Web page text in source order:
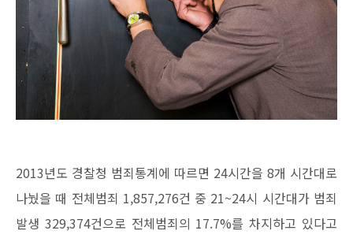
2013년도 경찰청 범죄통계에 따르면 24시간을 8개 시간대로
나눴을 때 전체범죄 1,857,276건 중 21~24시 시간대가 범죄
발생 329,374건으로 전체범죄의 17.7%를 차지하고 있다고